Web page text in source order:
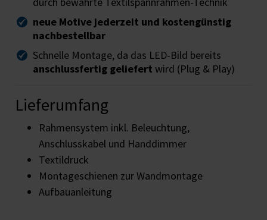
neue Motive jederzeit und kostengünstig
nachbestellbar
Schnelle Montage, da das LED-Bild bereits
anschlussfertig geliefert wird (Plug & Play)
Lieferumfang
Rahmensystem inkl. Beleuchtung,
Anschlusskabel und Handdimmer
Textildruck
Montageschienen zur Wandmontage
Aufbauanleitung